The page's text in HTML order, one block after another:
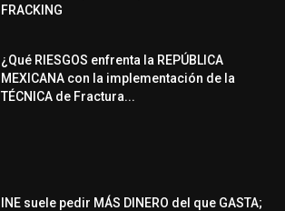
FRACKING
¿Qué RIESGOS enfrenta la REPÚBLICA
MEXICANA con la implementación de la
TÉCNICA de Fractura...
INE suele pedir MÁS DINERO del que GASTA;